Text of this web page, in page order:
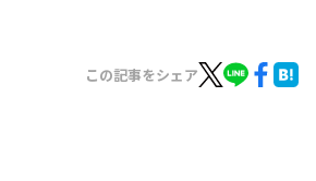
この記事をシェア